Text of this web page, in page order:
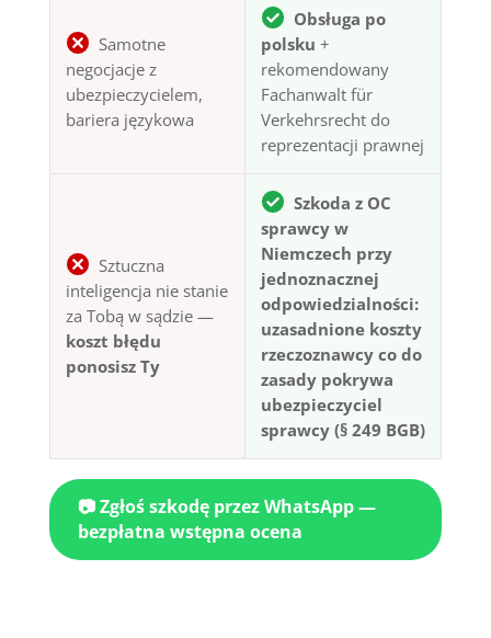
Samotne
negocjacje z
ubezpieczycielem,
bariera językowa
Obsługa po
polsku +
rekomendowany
Fachanwalt für
Verkehrsrecht do
reprezentacji prawnej
Sztuczna
inteligencja nie stanie
za Tobą w sądzie —
koszt błędu
ponosisz Ty
Szkoda z OC
sprawcy w
Niemczech przy
jednoznacznej
odpowiedzialności:
uzasadnione koszty
rzeczoznawcy co do
zasady pokrywa
ubezpieczyciel
sprawcy (§ 249 BGB)
📷 Zgłoś szkodę przez WhatsApp —
bezpłatna wstępna ocena